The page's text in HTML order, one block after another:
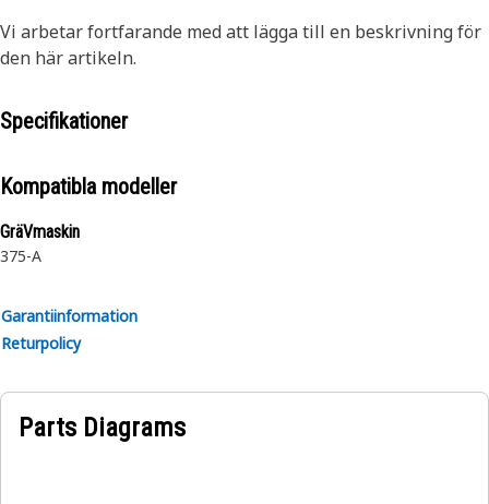
Vi arbetar fortfarande med att lägga till en beskrivning för
den här artikeln.
Specifikationer
Kompatibla modeller
GräVmaskin
375-A
Garantiinformation
Returpolicy
Parts Diagrams